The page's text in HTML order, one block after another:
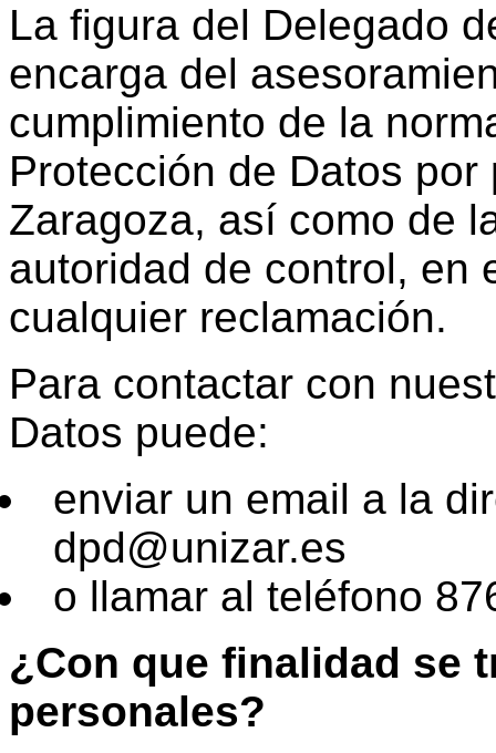
La figura del Delegado
encarga del
cumplimiento de la
Protección de Datos
Zaragoza, así como de
autoridad de control, en
cualquier reclamación.
Para contactar con
Datos puede:
enviar un email a la
dpd@unizar.es
o llamar al teléfono
¿Con que finalidad se
personales?